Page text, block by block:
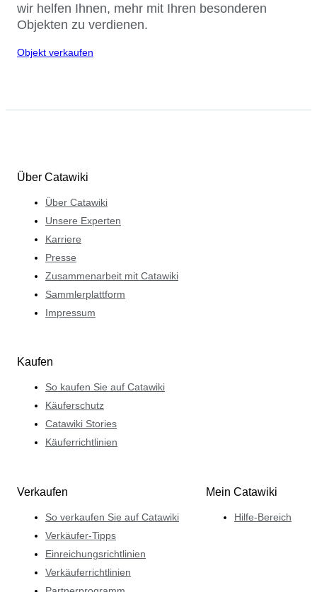
wir helfen Ihnen, mehr mit Ihren besonderen
Objekten zu verdienen.
Objekt verkaufen
Über Catawiki
Über Catawiki
Unsere Experten
Karriere
Presse
Zusammenarbeit mit Catawiki
Sammlerplattform
Impressum
Kaufen
So kaufen Sie auf Catawiki
Käuferschutz
Catawiki Stories
Käuferrichtlinien
Verkaufen
So verkaufen Sie auf Catawiki
Verkäufer-Tipps
Einreichungsrichtlinien
Verkäuferrichtlinien
Mein Catawiki
Hilfe-Bereich